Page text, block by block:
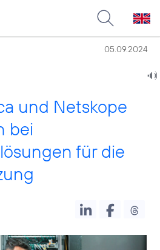
05.09.2024
und Netskope
bei
für die